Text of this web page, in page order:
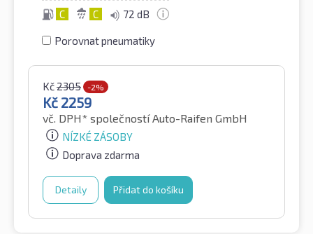
C C 72 dB
Porovnat pneumatiky
Kč2305 -2%
Kč 2259
vč. DPH* společností Auto-Raifen GmbH
NÍZKÉ ZÁSOBY
Doprava zdarma
Detaily Přidat do košíku